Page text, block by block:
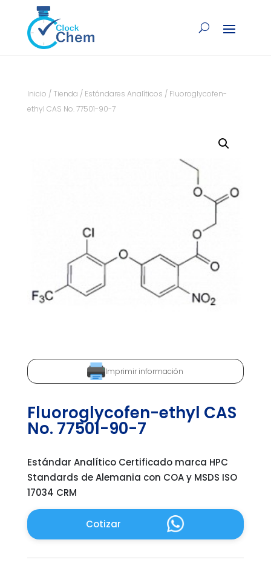
Inicio / Tienda / Estándares Analíticos / Fluoroglycofen-
ethyl CAS No. 77501-90-7
Imprimir información
Fluoroglycofen-ethyl CAS
No. 77501-90-7
Estándar Analítico Certificado marca HPC
Standards de Alemania con COA y MSDS ISO
17034 CRM
Cotizar